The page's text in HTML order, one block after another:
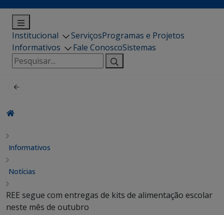
Institucional ServiçosProgramas e Projetos
Informativos
Fale ConoscoSistemas
Pesquisar
por:
Informativos
Notícias
REE segue com entregas de kits de alimentação escolar
neste mês de outubro